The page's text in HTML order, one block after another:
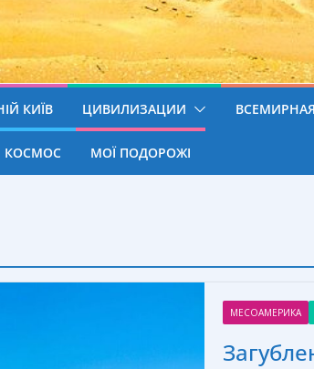
КИЇВ ЦИВИЛИЗАЦИИ
КОСМОС МОЇ ПОДОРОЖІ
МЕСОАМЕРИКА